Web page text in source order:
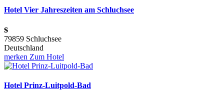
Hotel Vier Jahreszeiten am Schluchsee
s
79859 Schluchsee
Deutschland
merken Zum Hotel
Hotel Prinz-Luitpold-Bad